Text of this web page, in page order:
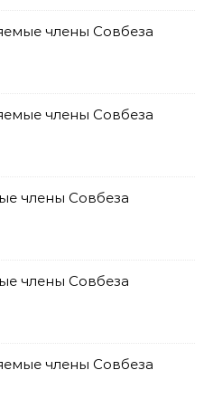
члены Совбеза
члены Совбеза
члены Совбеза
члены Совбеза
члены Совбеза